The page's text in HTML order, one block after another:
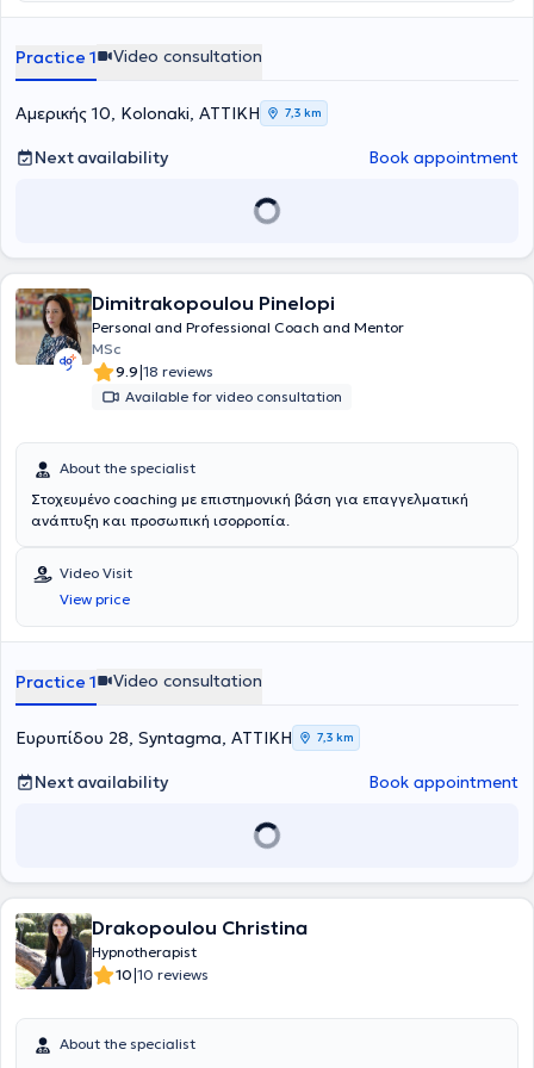
σου και ανοίγοντας δρόμους για μια ζωή γεμάτη νόημα και
αυτοπεποίθηση και εσωτερική ισορροπία.
γύρω σου δημιουργώντας εντέλει μια ζωή που να αντανακλά
Practice 1 Video consultation
Αμερικής 10, Kolonaki, ΑΤΤΙΚΗ 7,3 km
Next availability Book appointment
Dimitrakopoulou Pinelopi
Personal and Professional Coach and Mentor
MSc
9.9|18 reviews
Available for video consultation
About the specialist
Στοχευμένο coaching με επιστημονική βάση για επαγγελματική
ανάπτυξη και προσωπική ισορροπία.
Video Visit
View price
Practice 1 Video consultation
Ευρυπίδου 28, Syntagma, ΑΤΤΙΚΗ 7,3 km
Next availability Book appointment
Drakopoulou Christina
Hypnotherapist
10|10 reviews
About the specialist